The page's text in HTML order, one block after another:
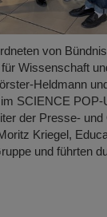
von
Wissenschaft
Heldmann
SCIENCE POP-
der Presse-
Kriegel,
und führten